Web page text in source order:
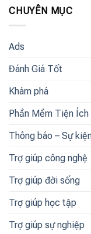
CHUYÊN MỤC
Ads
Đánh Giá Tốt
Khám phá
Phần Mềm Tiện Ích
Thông báo – Sự
Trợ giúp công nghệ
Trợ giúp đời sống
Trợ giúp học tập
Trợ giúp sự nghiệp